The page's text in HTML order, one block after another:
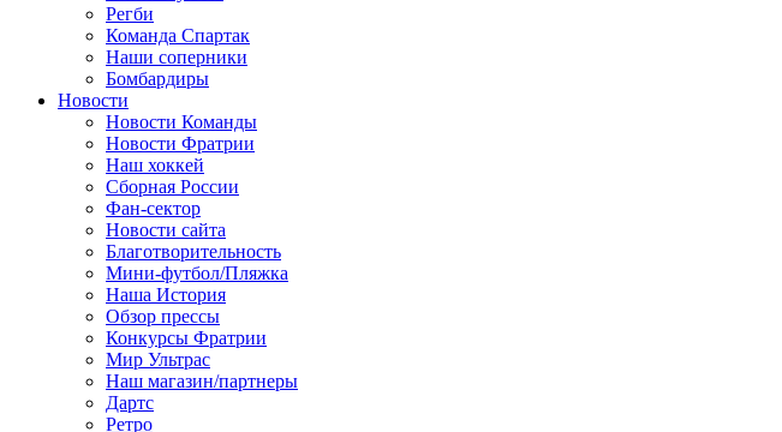
Регби
Команда Спартак
Наши соперники
Бомбардиры
Новости
Новости Команды
Новости Фратрии
Наш хоккей
Сборная России
Фан-cектор
Новости сайта
Благотворительность
Мини-футбол/Пляжка
Наша История
Обзор прессы
Конкурсы Фратрии
Мир Ультрас
Наш магазин/партнеры
Дартс
Ретро